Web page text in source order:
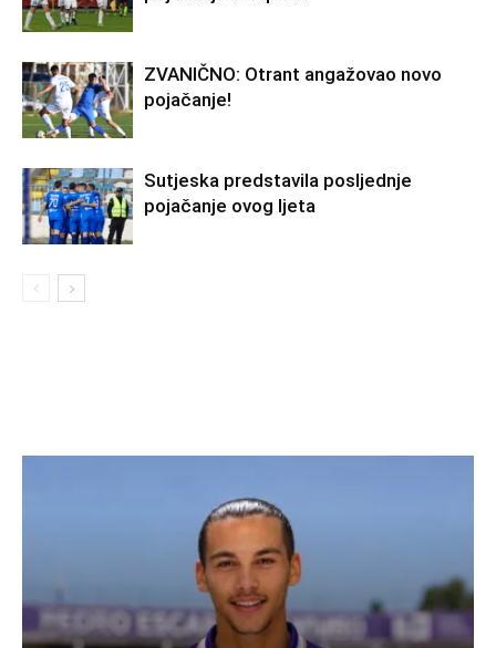
ZVANIČNO: Otrant angažovao novo
pojačanje!
Sutjeska predstavila posljednje
pojačanje ovog ljeta